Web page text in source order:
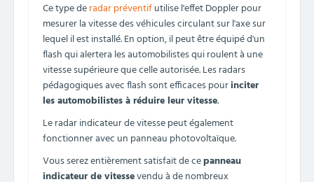
Ce type deradar préventifutilise l'effet Doppler pour
mesurer la vitesse des véhicules circulant sur l'axe sur
lequel il est installé. En option, il peut être équipé d'un
flash qui alertera les automobilistes qui roulent à une
vitesse supérieure que celle autorisée. Les radars
pédagogiques avec flash sont efficaces pourinciter
les automobilistes à réduire leur vitesse.
Le radar indicateur de vitesse peut également
fonctionner avec un panneau photovoltaïque.
Vous serez entièrement satisfait de cepanneau
indicateur de vitessevendu à de nombreux